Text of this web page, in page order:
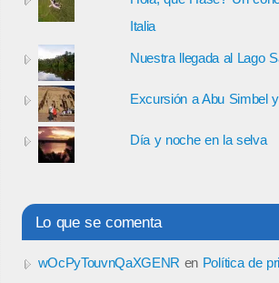
Italia
Nuestra llegada al Lago
Excursión a Abu Simbel
Día y noche en la selva
Lo que se comenta
wOcPyTouvnQaXGENR en Política de